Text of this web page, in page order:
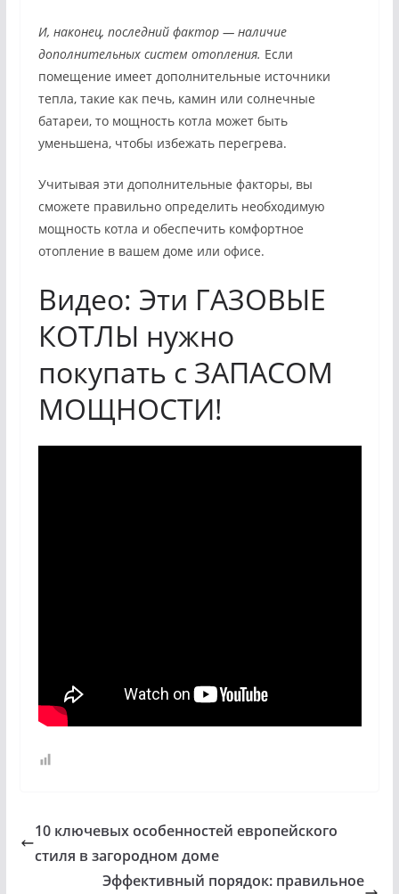
И, наконец, последний фактор — наличие
дополнительных систем отопления. Если
помещение имеет дополнительные источники
тепла, такие как печь, камин или солнечные
батареи, то мощность котла может быть
уменьшена, чтобы избежать перегрева.
Учитывая эти дополнительные факторы, вы
сможете правильно определить необходимую
мощность котла и обеспечить комфортное
отопление в вашем доме или офисе.
Видео: Эти ГАЗОВЫЕ
КОТЛЫ нужно
покупать с ЗАПАСОМ
МОЩНОСТИ!
10 ключевых особенностей европейского
стиля в загородном доме
Эффективный порядок: правильное